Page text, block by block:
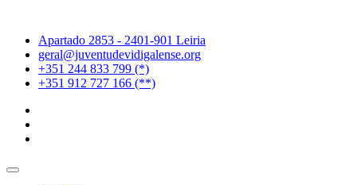
Apartado 2853 - 2401-901 Leiria
geral@juventudevidigalense.org
+351 244 833 799 (*)
+351 912 727 166 (**)